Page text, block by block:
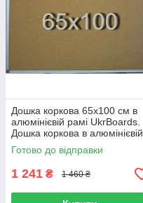
Дошка коркова 65х100 см в
алюмінієвій рамі UkrBoards.
Дошка коркова в алюмінієвій
рамі
Готово до відправки
1 241 ₴ 1 460 ₴